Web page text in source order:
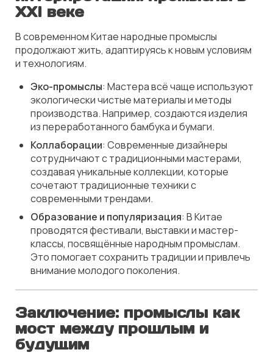
XXI веке
В современном Китае народные промыслы
продолжают жить, адаптируясь к новым условиям
и технологиям.
Эко-промыслы: Мастера всё чаще используют
экологически чистые материалы и методы
производства. Например, создаются изделия
из переработанного бамбука и бумаги.
Коллаборации: Современные дизайнеры
сотрудничают с традиционными мастерами,
создавая уникальные коллекции, которые
сочетают традиционные техники с
современными трендами.
Образование и популяризация: В Китае
проводятся фестивали, выставки и мастер-
классы, посвящённые народным промыслам.
Это помогает сохранить традиции и привлечь
внимание молодого поколения.
Заключение: промыслы как
мост между прошлым и
будущим